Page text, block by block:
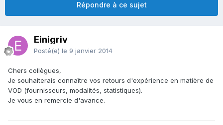
Répondre à ce sujet
Einigriv
Posté(e) le 9 janvier 2014
Chers collègues,
Je souhaiterais connaître vos retours d'expérience en matière de
VOD (fournisseurs, modalités, statistiques).
Je vous en remercie d'avance.